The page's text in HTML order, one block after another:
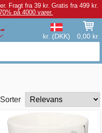
Fragt fra 39 kr. Gratis fra 499 kr.
på 4000 varer.
kr. (DKK) 0,00 kr.
Sorter